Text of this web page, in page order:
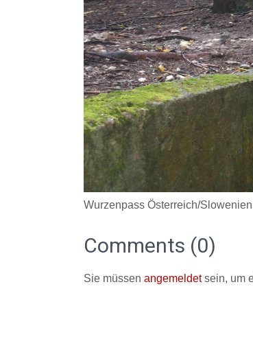
Wurzenpass Österreich/
Comments (0)
Sie müssen angemeldetsein, um